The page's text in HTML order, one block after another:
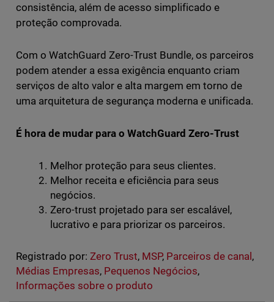
consistência, além de acesso simplificado e
proteção comprovada.
Com o WatchGuard Zero-Trust Bundle, os parceiros
podem atender a essa exigência enquanto criam
serviços de alto valor e alta margem em torno de
uma arquitetura de segurança moderna e unificada.
É hora de mudar para o WatchGuard Zero-Trust
Melhor proteção para seus clientes.
Melhor receita e eficiência para seus
negócios.
Zero-trust projetado para ser escalável,
lucrativo e para priorizar os parceiros.
Registrado por: Zero Trust, MSP, Parceiros de canal,
Médias Empresas, Pequenos Negócios,
Informações sobre o produto